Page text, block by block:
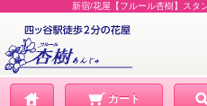
新宿/花屋【フルール杏樹】スタ
カート